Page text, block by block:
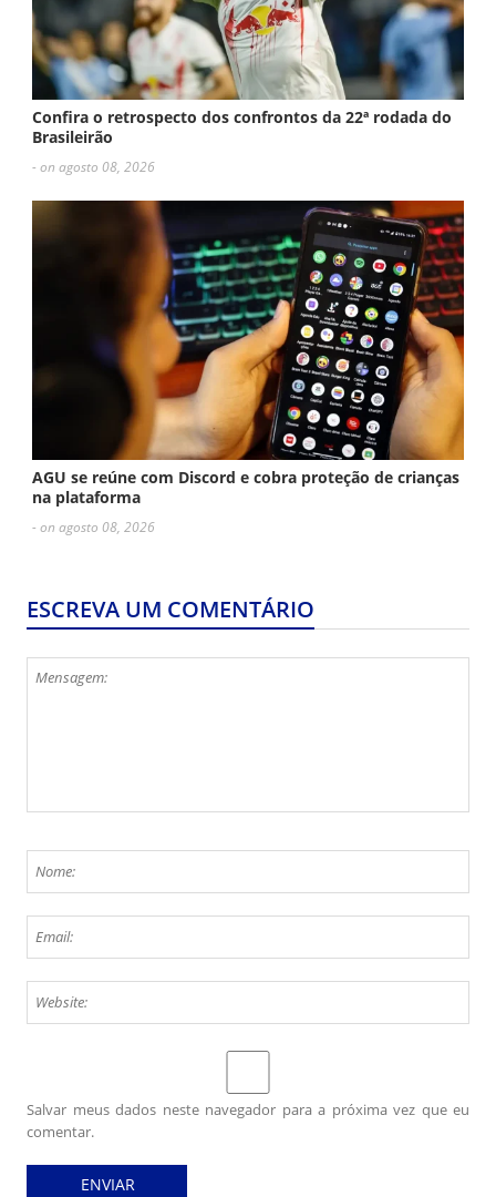
Confira o retrospecto dos confrontos da 22ª rodada do
Brasileirão
- on agosto 08, 2026
AGU se reúne com Discord e cobra proteção de crianças
na plataforma
- on agosto 08, 2026
ESCREVA UM COMENTÁRIO
Salvar meus dados neste navegador para a próxima vez que eu
comentar.